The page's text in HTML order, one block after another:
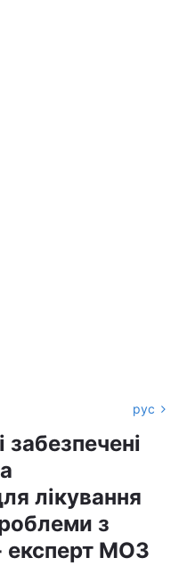
рус
забезпечені
лікування
з
експерт МОЗ